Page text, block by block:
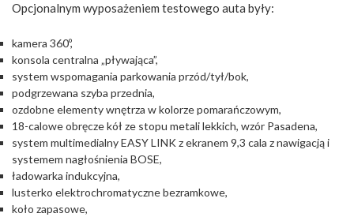
Opcjonalnym wyposażeniem testowego auta były:
kamera 360º,
konsola centralna „pływająca”,
system wspomagania parkowania przód/tył/bok,
podgrzewana szyba przednia,
ozdobne elementy wnętrza w kolorze pomarańczowym,
18-calowe obręcze kół ze stopu metali lekkich, wzór Pasadena,
system multimedialny EASY LINK z ekranem 9,3 cala z nawigacją i
systemem nagłośnienia BOSE,
ładowarka indukcyjna,
lusterko elektrochromatyczne bezramkowe,
koło zapasowe,